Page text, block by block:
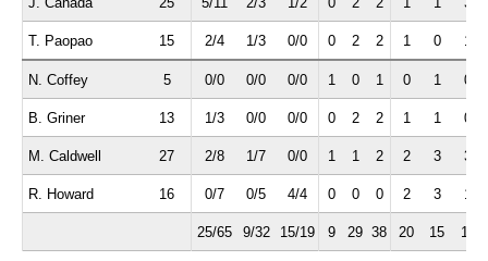
T. Paopao 15 2/4 1/3 0/0 0 2 2 1 0 1
N. Coffey 5 0/0 0/0 0/0 1 0 1 0 1 0
B. Griner 13 1/3 0/0 0/0 0 2 2 1 1 0
M. Caldwell 27 2/8 1/7 0/0 1 1 2 2 3 3
R. Howard 16 0/7 0/5 4/4 0 0 0 2 3 1
25/65 9/32 15/19 9 29 38 20 15 11